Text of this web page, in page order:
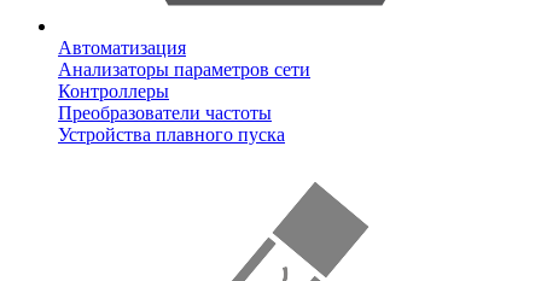
Автоматизация
Анализаторы параметров сети
Контроллеры
Преобразователи частоты
Устройства плавного пуска